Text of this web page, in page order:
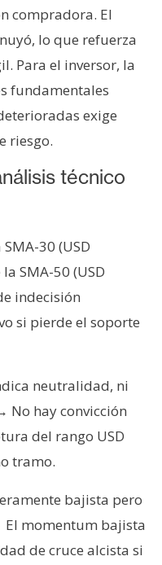
compradora. El
lo que refuerza
Para el inversor, la
fundamentales
exige
riesgo.
técnico
30 (USD
SMA-50 (USD
indecisión
si pierde el soporte
neutralidad, ni
No hay convicción
del rango USD
tramo.
bajista pero
momentum bajista
de cruce alcista si